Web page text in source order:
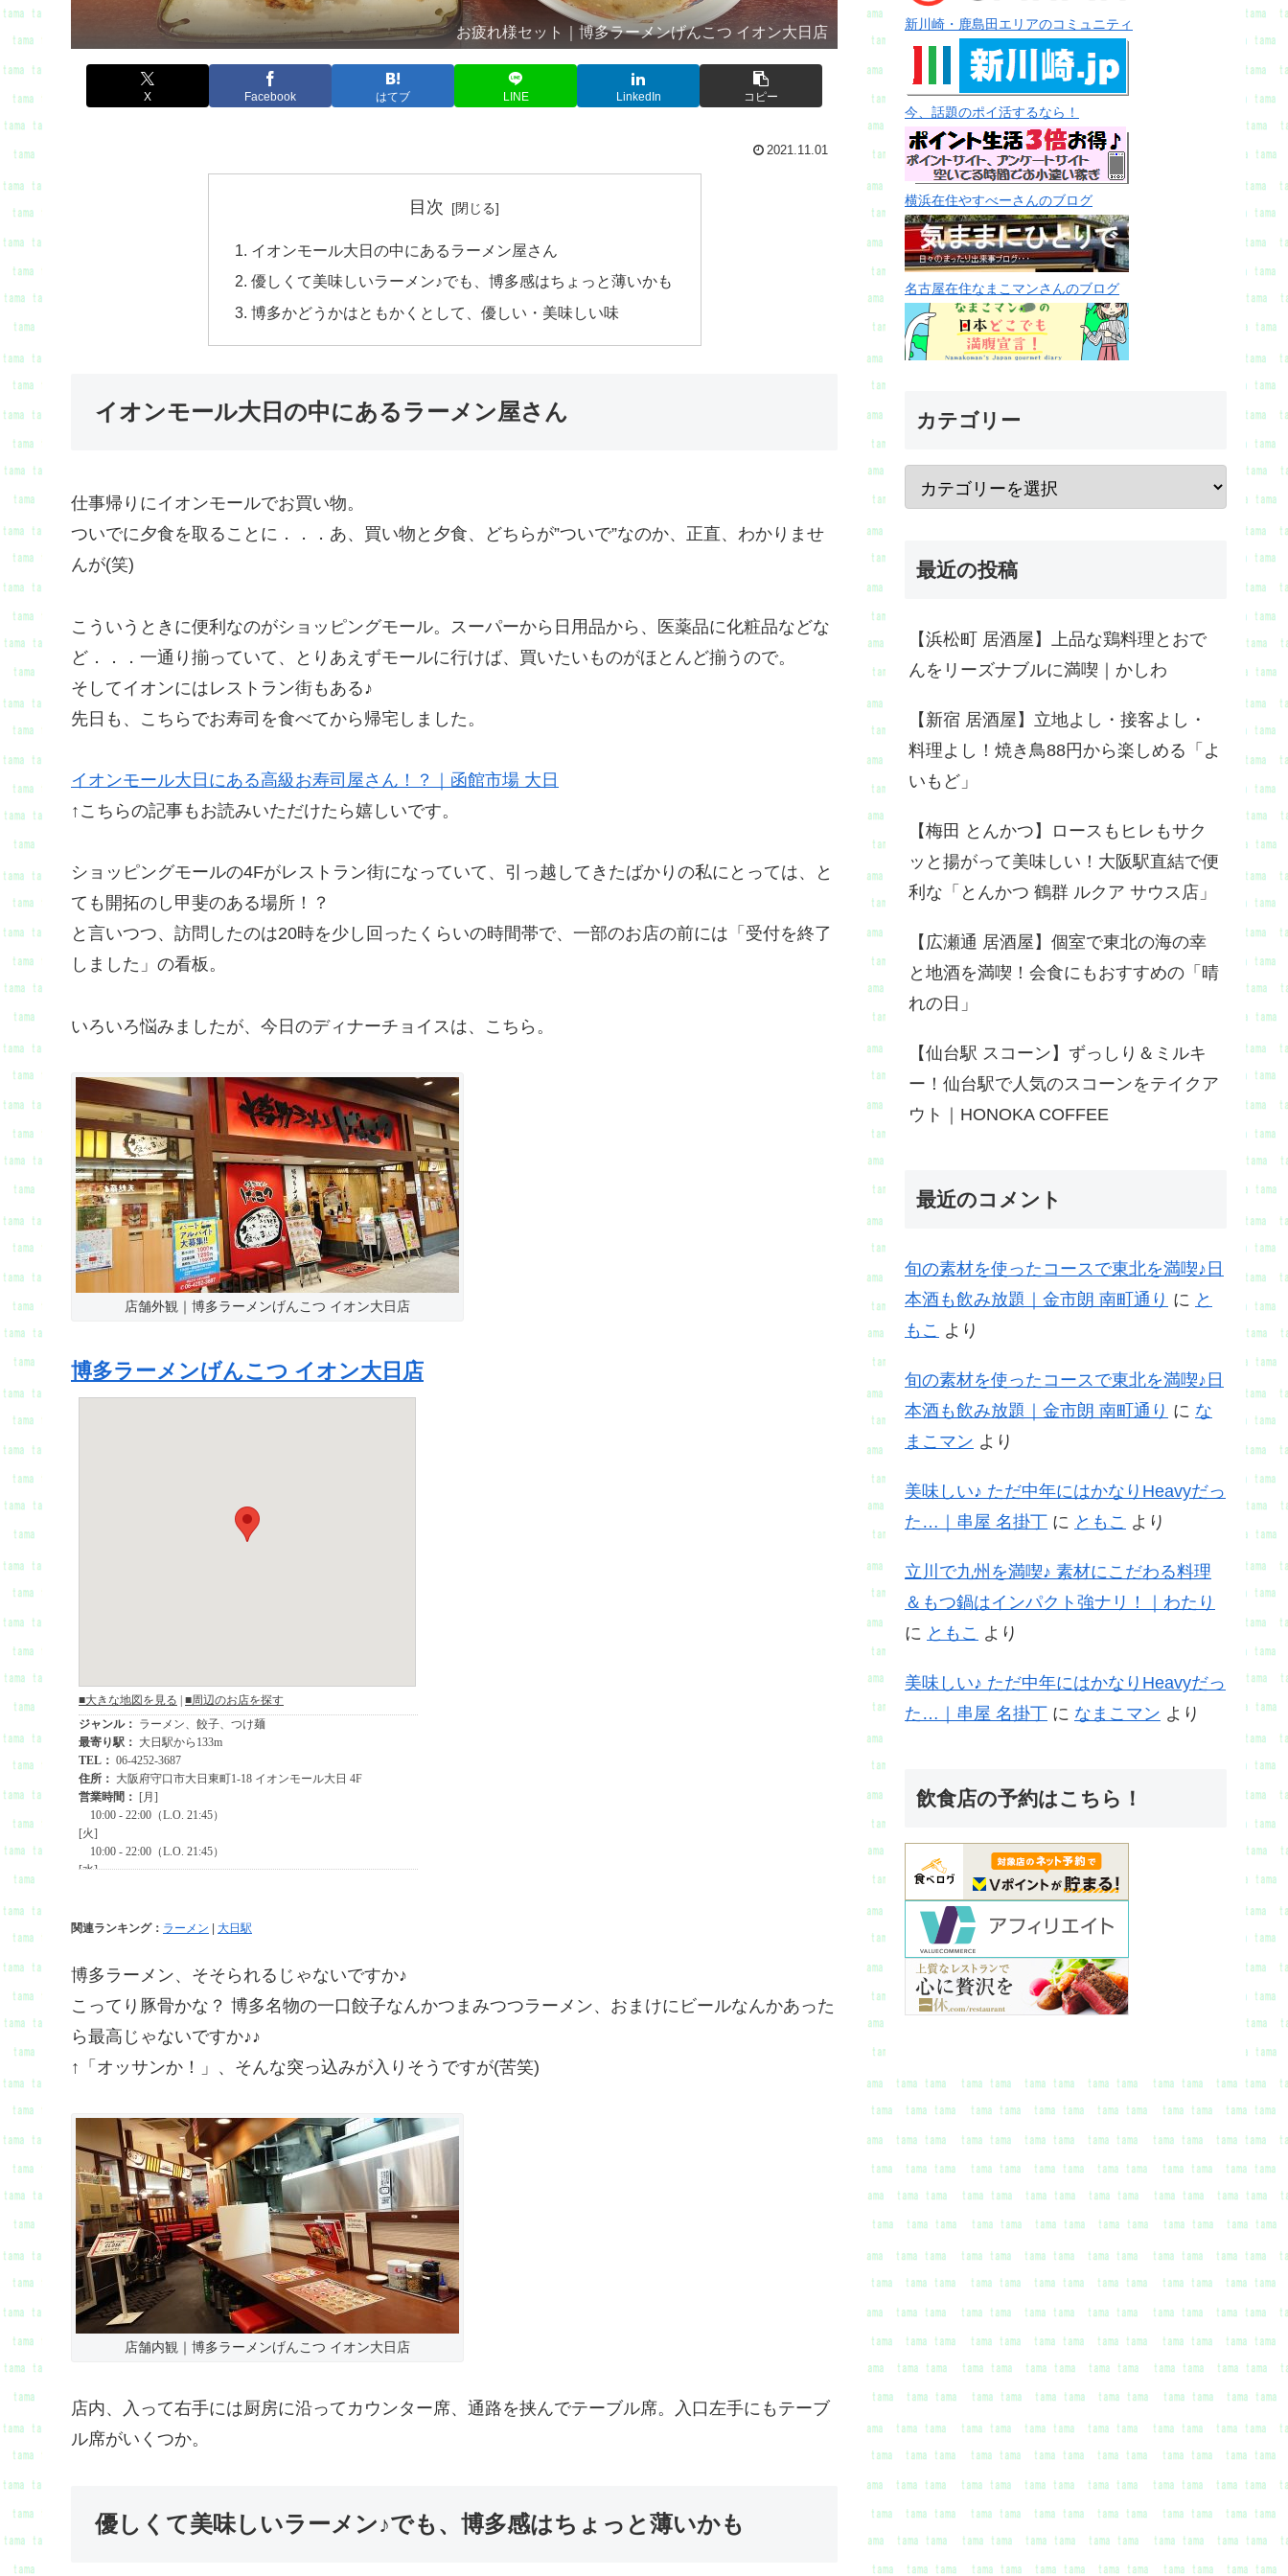
お疲れ様セット｜博多ラーメンげんこつ イオン大日店
X Facebook はてブ LINE LinkedIn コピー
2021.11.01
目次
イオンモール大日の中にあるラーメン屋さん
優しくて美味しいラーメン♪でも、博多感はちょっと薄いかも
博多かどうかはともかくとして、優しい・美味しい味
イオンモール大日の中にあるラーメン屋さん
仕事帰りにイオンモールでお買い物。
ついでに夕食を取ることに．．．あ、買い物と夕食、どちらが”ついで”なのか、正直、わかりませ
んが(笑)
こういうときに便利なのがショッピングモール。スーパーから日用品から、医薬品に化粧品などな
ど．．．一通り揃っていて、とりあえずモールに行けば、買いたいものがほとんど揃うので。
そしてイオンにはレストラン街もある♪
先日も、こちらでお寿司を食べてから帰宅しました。
イオンモール大日にある高級お寿司屋さん！？｜函館市場 大日
↑こちらの記事もお読みいただけたら嬉しいです。
ショッピングモールの4Fがレストラン街になっていて、引っ越してきたばかりの私にとっては、と
ても開拓のし甲斐のある場所！？
と言いつつ、訪問したのは20時を少し回ったくらいの時間帯で、一部のお店の前には「受付を終了
しました」の看板。
いろいろ悩みましたが、今日のディナーチョイスは、こちら。
店舗外観｜博多ラーメンげんこつ イオン大日店
博多ラーメンげんこつ イオン大日店
関連ランキング： ラーメン 大日駅
博多ラーメン、そそられるじゃないですか♪
こってり豚骨かな？ 博多名物の一口餃子なんかつまみつつラーメン、おまけにビールなんかあった
ら最高じゃないですか♪♪
↑「オッサンか！」、そんな突っ込みが入りそうですが(苦笑)
店舗内観｜博多ラーメンげんこつ イオン大日店
店内、入って右手には厨房に沿ってカウンター席、通路を挟んでテーブル席。入口左手にもテーブ
ル席がいくつか。
優しくて美味しいラーメン♪でも、博多感はちょっと薄いかも
新川崎・鹿島田エリアのコミュニティ
今、話題のポイ活するなら！
横浜在住やすべーさんのブログ
名古屋在住なまこマンさんのブログ
カテゴリー
最近の投稿
【浜松町 居酒屋】上品な鶏料理とおで
んをリーズナブルに満喫｜かしわ
【新宿 居酒屋】立地よし・接客よし・
料理よし！焼き鳥88円から楽しめる「よ
いもど」
【梅田 とんかつ】ロースもヒレもサク
ッと揚がって美味しい！大阪駅直結で便
利な「とんかつ 鶴群 ルクア サウス店」
【広瀬通 居酒屋】個室で東北の海の幸
と地酒を満喫！会食にもおすすめの「晴
れの日」
【仙台駅 スコーン】ずっしり＆ミルキ
ー！仙台駅で人気のスコーンをテイクア
ウト｜HONOKA COFFEE
最近のコメント
旬の素材を使ったコースで東北を満喫♪日
本酒も飲み放題｜金市朗 南町通り に と
もこ より
旬の素材を使ったコースで東北を満喫♪日
本酒も飲み放題｜金市朗 南町通り に な
まこマン より
美味しい♪ ただ中年にはかなりHeavyだっ
た…｜串屋 名掛丁 に ともこ より
立川で九州を満喫♪ 素材にこだわる料理
＆もつ鍋はインパクト強ナリ！｜わたり
に ともこ より
美味しい♪ ただ中年にはかなりHeavyだっ
た…｜串屋 名掛丁 に なまこマン より
飲食店の予約はこちら！